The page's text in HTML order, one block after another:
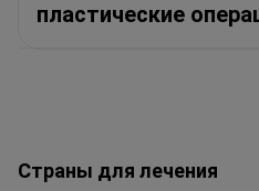
пластические
Страны для лечения